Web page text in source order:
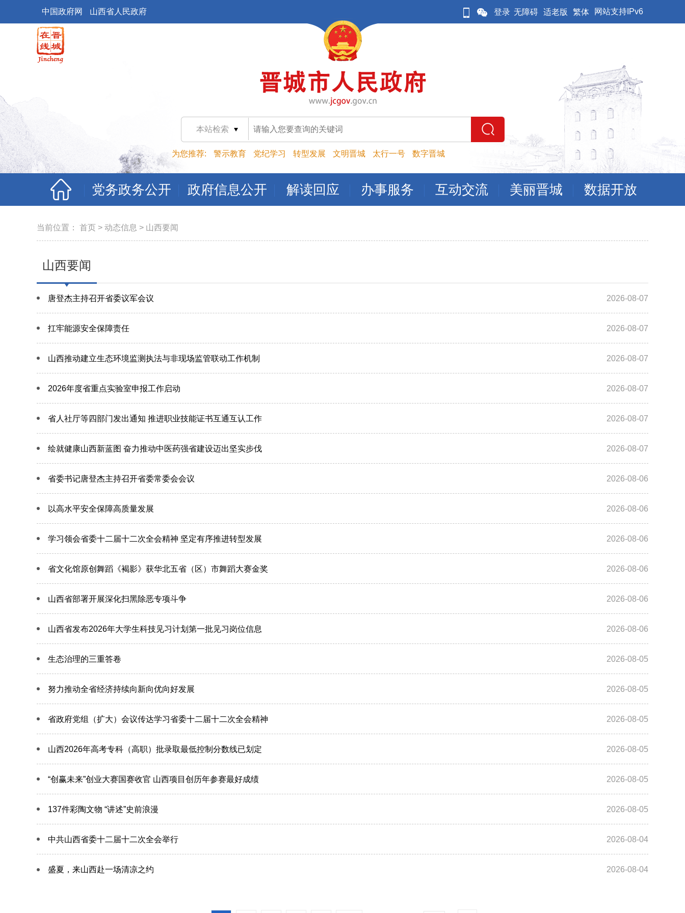
中国政府网 山西省人民政府 登录 无障碍 适老版 繁体 网站支持IPv6
本站检索
为您推荐: 警示教育 党纪学习 转型发展 文明晋城 太行一号 数字晋城
党务政务公开 政府信息公开 解读回应 办事服务 互动交流 美丽晋城 数据开放
当前位置： 首页 > 动态信息 > 山西要闻
山西要闻
2026-08-07
唐登杰主持召开省委议军会议
2026-08-07
扛牢能源安全保障责任
2026-08-07
山西推动建立生态环境监测执法与非现场监管联动工作机制
2026-08-07
2026年度省重点实验室申报工作启动
2026-08-07
省人社厅等四部门发出通知 推进职业技能证书互通互认工作
2026-08-07
绘就健康山西新蓝图 奋力推动中医药强省建设迈出坚实步伐
2026-08-06
省委书记唐登杰主持召开省委常委会会议
2026-08-06
以高水平安全保障高质量发展
2026-08-06
学习领会省委十二届十二次全会精神 坚定有序推进转型发展
2026-08-06
省文化馆原创舞蹈《褐影》获华北五省（区）市舞蹈大赛金奖
2026-08-06
山西省部署开展深化扫黑除恶专项斗争
2026-08-06
山西省发布2026年大学生科技见习计划第一批见习岗位信息
2026-08-05
生态治理的三重答卷
2026-08-05
努力推动全省经济持续向新向优向好发展
2026-08-05
省政府党组（扩大）会议传达学习省委十二届十二次全会精神
2026-08-05
山西2026年高考专科（高职）批录取最低控制分数线已划定
2026-08-05
“创赢未来”创业大赛国赛收官 山西项目创历年参赛最好成绩
2026-08-05
137件彩陶文物 “讲述”史前浪漫
2026-08-04
中共山西省委十二届十二次全会举行
2026-08-04
盛夏，来山西赴一场清凉之约